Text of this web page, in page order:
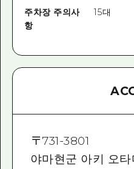
주차장 주의사
항
15대
〒731-3801
야마현군 아키 오